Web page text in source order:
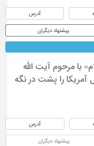
آدرس
پیشنهاد دیگران
با مرحوم آیت الله
را پشت در نگه
آدرس
پیشنهاد دیگران